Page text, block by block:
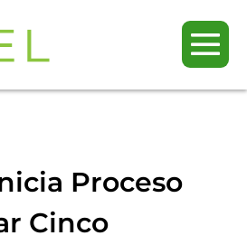
Proceso
Cinco